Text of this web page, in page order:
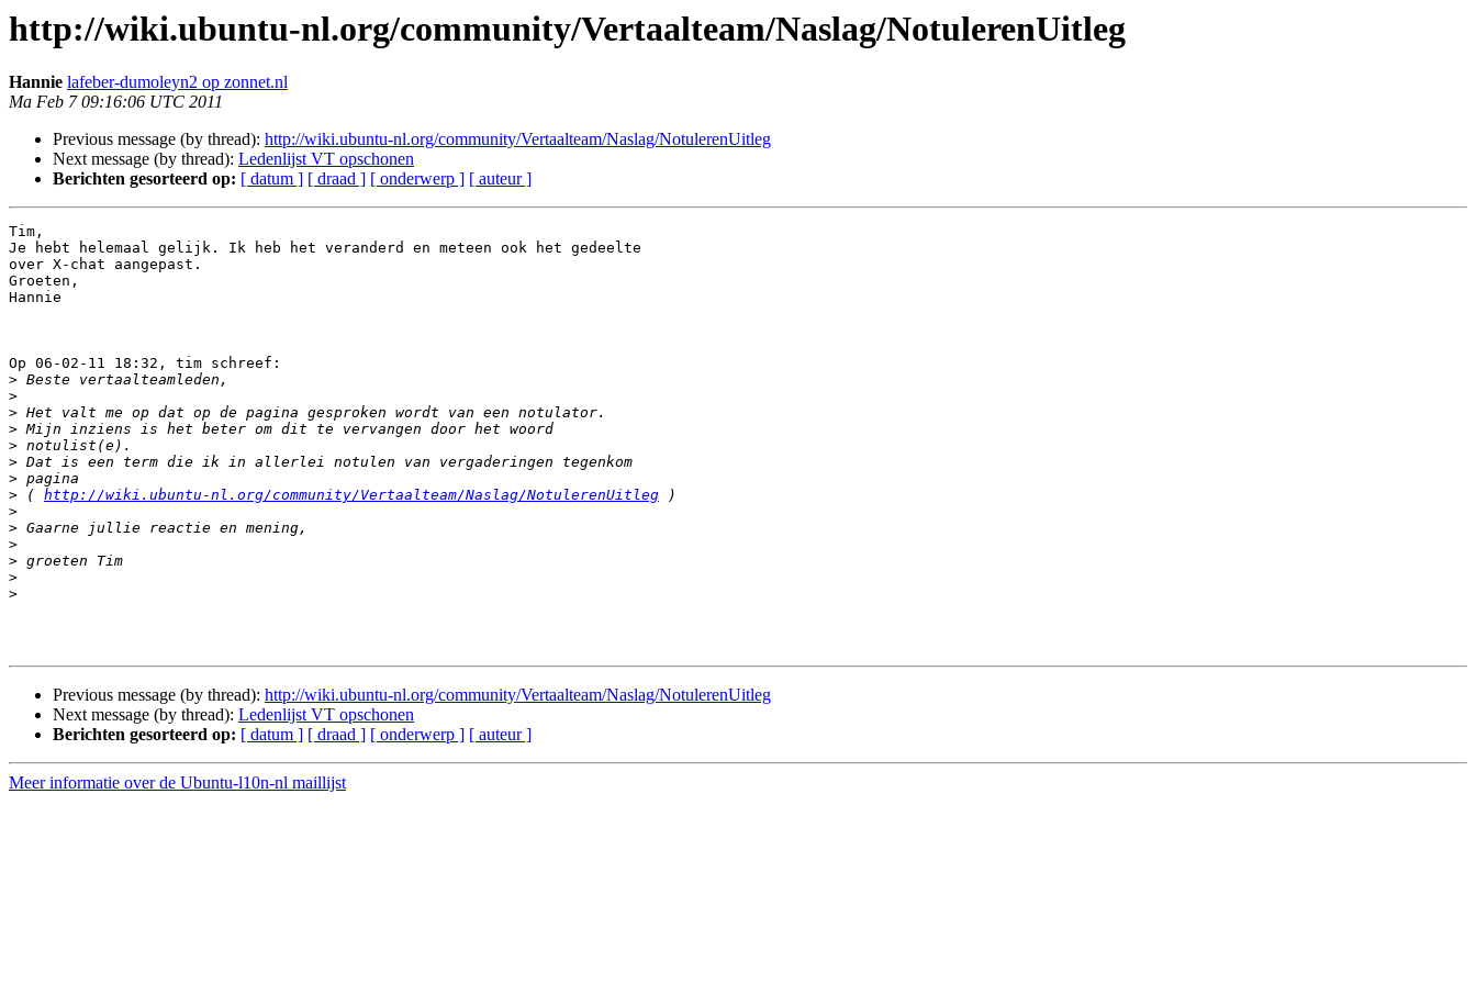
http://wiki.ubuntu-nl.org/community/Vertaalteam/Naslag/NotulerenUitleg
Hannie lafeber-dumoleyn2 op zonnet.nl
Ma Feb 7 09:16:06 UTC 2011
Previous message (by thread): http://wiki.ubuntu-nl.org/community/Vertaalteam/Naslag/NotulerenUitleg
Next message (by thread): Ledenlijst VT opschonen
Berichten gesorteerd op: [ datum ] [ draad ] [ onderwerp ] [ auteur ]
Tim,
Je hebt helemaal gelijk. Ik heb het veranderd en meteen ook het gedeelte
over X-chat aangepast.
Groeten,
Hannie
Op 06-02-11 18:32, tim schreef:
>
>
>
>
>
>
>
> ( http://wiki.ubuntu-nl.org/community/Vertaalteam/Naslag/NotulerenUitleg
>
>
>
>
>
>
Previous message (by thread): http://wiki.ubuntu-nl.org/community/Vertaalteam/Naslag/NotulerenUitleg
Next message (by thread): Ledenlijst VT opschonen
Berichten gesorteerd op: [ datum ] [ draad ] [ onderwerp ] [ auteur ]
Meer informatie over de Ubuntu-l10n-nl maillijst